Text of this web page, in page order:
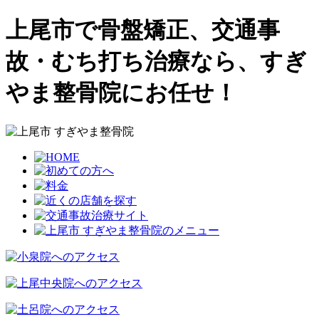
上尾市で骨盤矯正、交通事
故・むち打ち治療なら、すぎ
やま整骨院にお任せ！